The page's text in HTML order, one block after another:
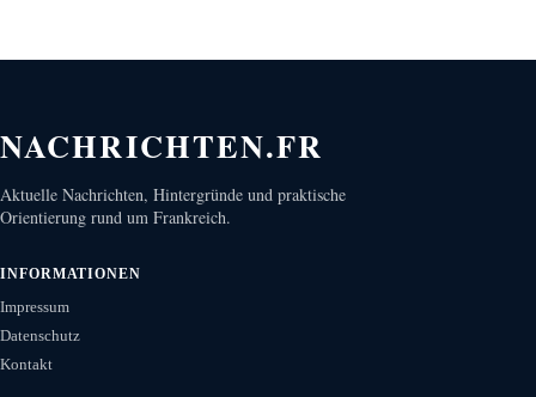
NACHRICHTEN.FR
Aktuelle Nachrichten, Hintergründe und praktische
Orientierung rund um Frankreich.
INFORMATIONEN
Impressum
Datenschutz
Kontakt